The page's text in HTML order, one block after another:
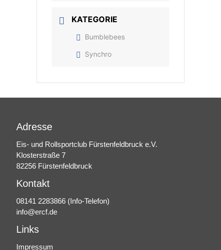
KATEGORIE
Bumblebees
Synchro
Adresse
Eis- und Rollsportclub Fürstenfeldbruck e.V.
Klosterstraße 7
82256 Fürstenfeldbruck
Kontakt
08141 2283866 (Info-Telefon)
info@ercf.de
Links
Impressum